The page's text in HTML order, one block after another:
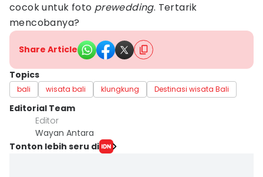
cocok untuk foto prewedding. Tertarik
mencobanya?
Share Article
Topics
bali wisata bali klungkung Destinasi wisata Bali
Editorial Team
Editor
Wayan Antara
Tonton lebih seru di